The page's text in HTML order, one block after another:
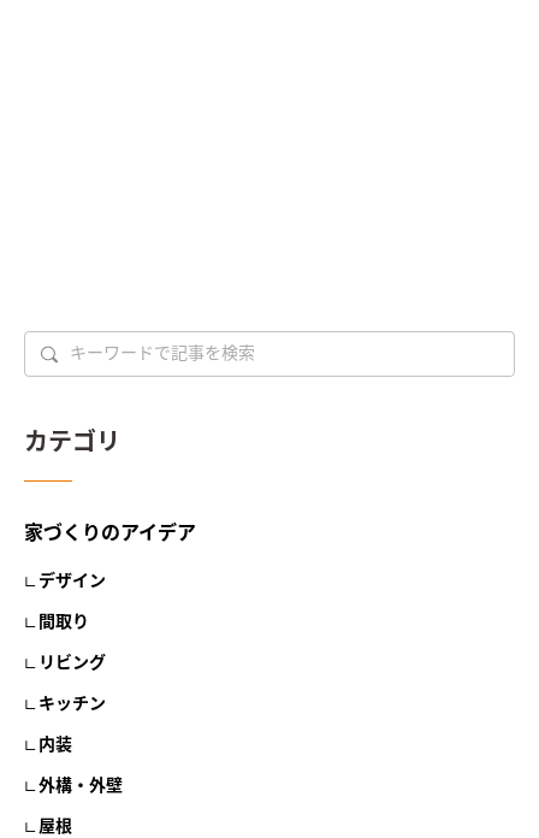
カテゴリ
家づくりのアイデア
デザイン
間取り
リビング
キッチン
内装
外構・外壁
屋根